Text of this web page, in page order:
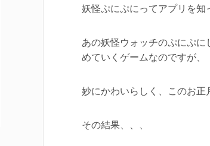
妖怪ぷにぷにってアプリを知
あの妖怪ウォッチのぷにぷ
めていくゲームなのですが、
妙にかわいらしく、このお正
その結果、、、